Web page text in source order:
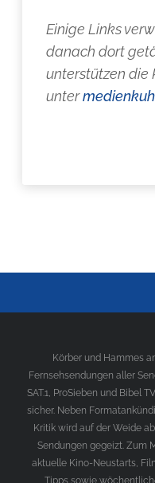
Einige Links
danach dort
unterstützen die
unter
Körber und Hammes
Fernsehsendungen aller
SAT.1, ProSieben und Bibel
sicher. Neben
Kritik wird auf der Weide
Sendungen gegeizt. Zum
aktuelle Kino-Neustarts,
Tipps sowie